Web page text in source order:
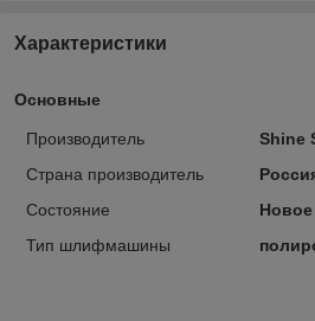
Характеристики
Основные
Производитель
Shine
Страна производитель
Состояние
Новое
Тип шлифмашины